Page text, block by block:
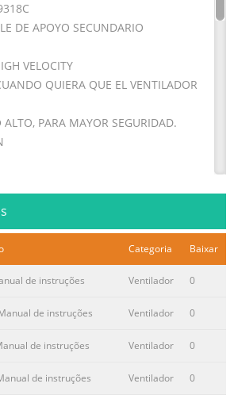
DE APOYO SECUNDARIO
VELOCITY
QUIERA QUE EL VENTILADOR
PARA MAYOR SEGURIDAD.
4YN46C/9318C
del Cable alrededor de los Alambres
Categoria Baixar
de instruções Ventilador 0
de instruções Ventilador 0
de instruções Ventilador 0
de instruções Ventilador 0